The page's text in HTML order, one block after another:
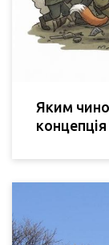
Яким